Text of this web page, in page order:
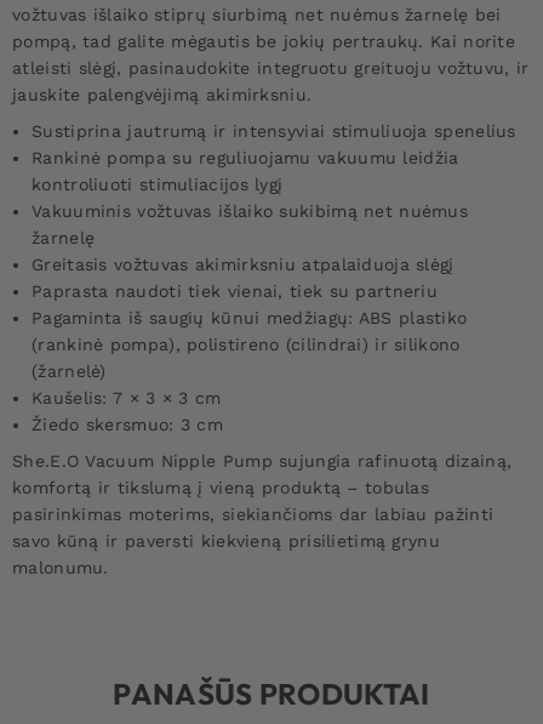
vožtuvas išlaiko stiprų siurbimą net nuėmus žarnelę bei
pompą, tad galite mėgautis be jokių pertraukų. Kai norite
atleisti slėgį, pasinaudokite integruotu greituoju vožtuvu, ir
jauskite palengvėjimą akimirksniu.
Sustiprina jautrumą ir intensyviai stimuliuoja spenelius
Rankinė pompa su reguliuojamu vakuumu leidžia
kontroliuoti stimuliacijos lygį
Vakuuminis vožtuvas išlaiko sukibimą net nuėmus
žarnelę
Greitasis vožtuvas akimirksniu atpalaiduoja slėgį
Paprasta naudoti tiek vienai, tiek su partneriu
Pagaminta iš saugių kūnui medžiagų: ABS plastiko
(rankinė pompa), polistireno (cilindrai) ir silikono
(žarnelė)
Kaušelis: 7 × 3 × 3 cm
Žiedo skersmuo: 3 cm
She.E.O Vacuum Nipple Pump sujungia rafinuotą dizainą,
komfortą ir tikslumą į vieną produktą – tobulas
pasirinkimas moterims, siekiančioms dar labiau pažinti
savo kūną ir paversti kiekvieną prisilietimą grynu
malonumu.
PANAŠŪS PRODUKTAI